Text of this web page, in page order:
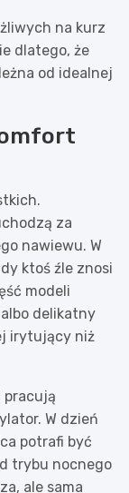
na kurz
dlatego, że
od idealnej
za
nawiewu. W
ktoś źle znosi
modeli
delikatny
irytujący niż
pracują
W dzień
potrafi być
trybu nocnego
ale sama